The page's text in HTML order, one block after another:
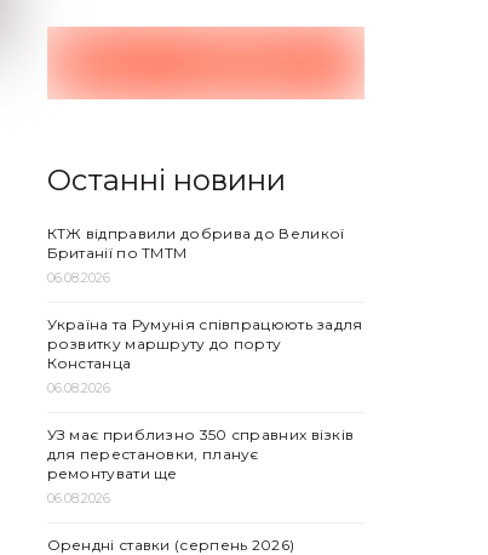
Останні новини
КТЖ відправили добрива до Великої
Британії по ТМТМ
06.08.2026
Україна та Румунія співпрацюють задля
розвитку маршруту до порту
Констанца
06.08.2026
УЗ має приблизно 350 справних візків
для перестановки, планує
ремонтувати ще
06.08.2026
Орендні ставки (серпень 2026)